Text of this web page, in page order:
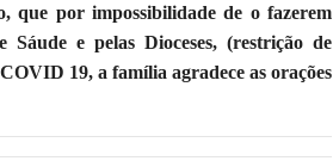
que por impossibilidade de o fazerem
Sáude e pelas Dioceses, (restrição de
19, a família agradece as orações